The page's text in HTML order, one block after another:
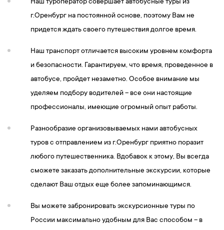
Наш туроператор совершает автобусные туры из
г.Оренбург на постоянной основе, поэтому Вам не
придется ждать своего путешествия долгое время.
Наш транспорт отличается высоким уровнем комфорта
и безопасности. Гарантируем, что время, проведенное в
автобусе, пройдет незаметно. Особое внимание мы
уделяем подбору водителей – все они настоящие
профессионалы, имеющие огромный опыт работы.
Разнообразие организовываемых нами автобусных
туров с отправлением из г.Оренбург приятно поразит
любого путешественника. Вдобавок к этому, Вы всегда
сможете заказать дополнительные экскурсии, которые
сделают Ваш отдых еще более запоминающимся.
Вы можете забронировать экскурсионные туры по
России максимально удобным для Вас способом – в